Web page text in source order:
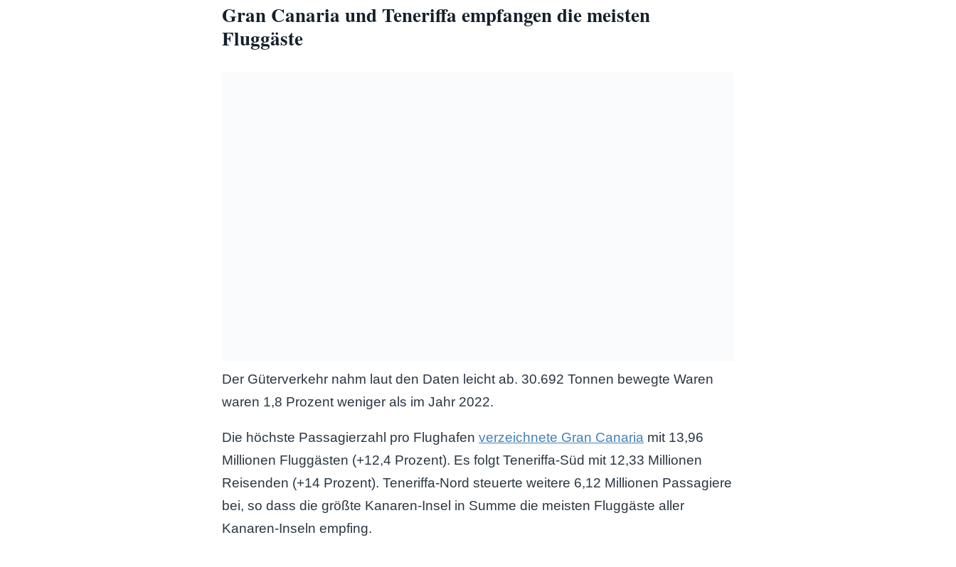
Gran Canaria und Teneriffa empfangen die meisten
Fluggäste
Der Güterverkehr nahm laut den Daten leicht ab. 30.692 Tonnen bewegte Waren
waren 1,8 Prozent weniger als im Jahr 2022.
Die höchste Passagierzahl pro Flughafen verzeichnete Gran Canaria mit 13,96
Millionen Fluggästen (+12,4 Prozent). Es folgt Teneriffa-Süd mit 12,33 Millionen
Reisenden (+14 Prozent). Teneriffa-Nord steuerte weitere 6,12 Millionen Passagiere
bei, so dass die größte Kanaren-Insel in Summe die meisten Fluggäste aller
Kanaren-Inseln empfing.